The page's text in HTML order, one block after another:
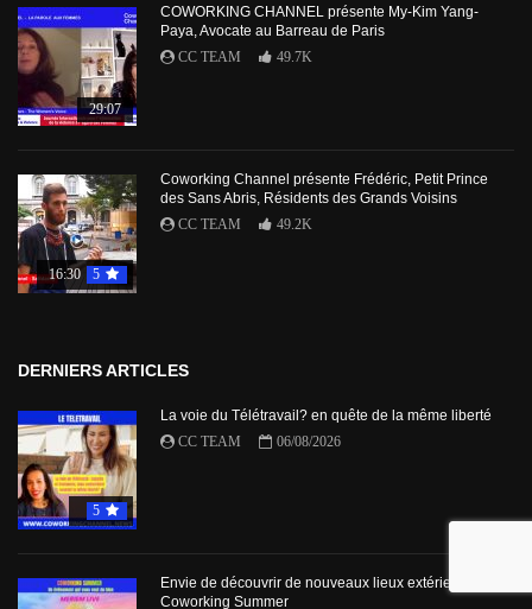
29:07
COWORKING CHANNEL présente My-Kim Yang-
Paya, Avocate au Barreau de Paris
CC TEAM
49.7K
16:30 5
Coworking Channel présente Frédéric, Petit Prince
des Sans Abris, Résidents des Grands Voisins
CC TEAM
49.2K
DERNIERS ARTICLES
5
La voie du Télétravail? en quête de la même liberté
CC TEAM
06/08/2026
Envie de découvrir de nouveaux lieux extérieurs avec
Coworking Summer